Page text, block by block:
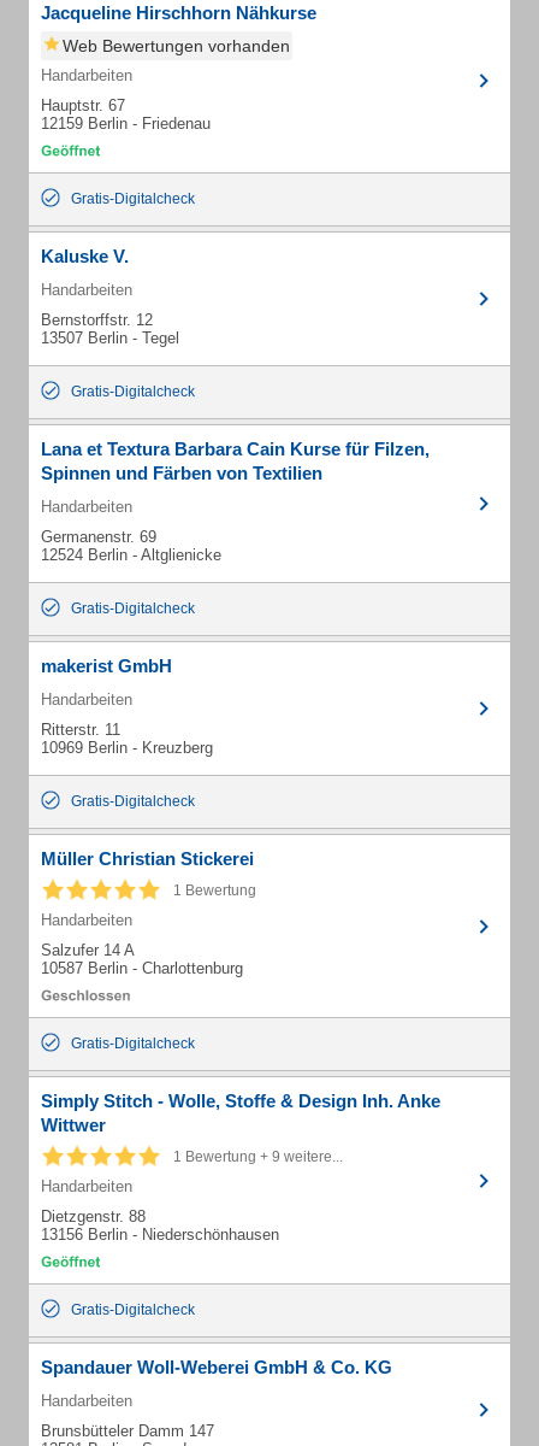
Jacqueline Hirschhorn Nähkurse
Web Bewertungen vorhanden
Handarbeiten
Hauptstr. 67
12159 Berlin - Friedenau
Gratis-Digitalcheck
Kaluske V.
Handarbeiten
Bernstorffstr. 12
13507 Berlin - Tegel
Gratis-Digitalcheck
Lana et Textura Barbara Cain Kurse für Filzen,
Spinnen und Färben von Textilien
Handarbeiten
Germanenstr. 69
12524 Berlin - Altglienicke
Gratis-Digitalcheck
makerist GmbH
Handarbeiten
Ritterstr. 11
10969 Berlin - Kreuzberg
Gratis-Digitalcheck
Müller Christian Stickerei
1 Bewertung
Handarbeiten
Salzufer 14 A
10587 Berlin - Charlottenburg
Gratis-Digitalcheck
Simply Stitch - Wolle, Stoffe & Design Inh. Anke
Wittwer
1 Bewertung + 9 weitere...
Handarbeiten
Dietzgenstr. 88
13156 Berlin - Niederschönhausen
Gratis-Digitalcheck
Spandauer Woll-Weberei GmbH & Co. KG
Handarbeiten
Brunsbütteler Damm 147